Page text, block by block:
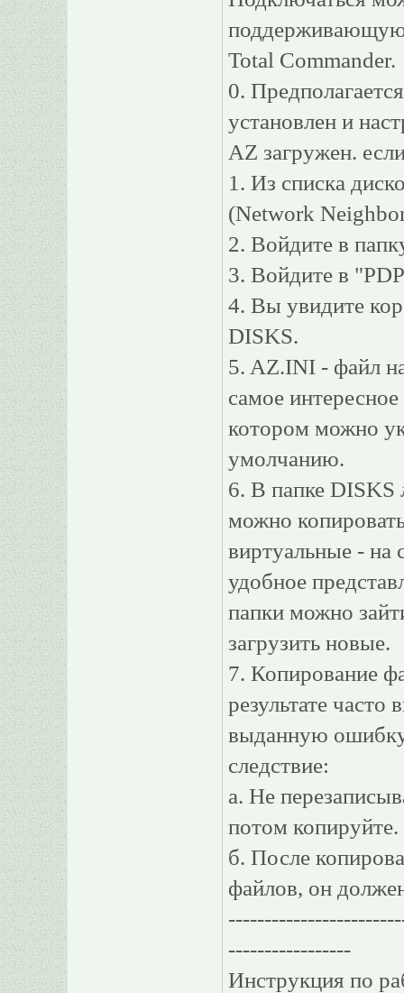
поддерживающую
Total Commander.
0.
установлен и
AZ загружен.
1. Из списка
(Network
2. Войдите в
3. Войдите в
4. Вы увидите
DISKS.
5. AZ.INI - файл
самое
котором можно
умолчанию.
6. В папке DISKS
можно
виртуальные - на
удобное
папки можно
загрузить новые.
7. Копирование
результате
выданную
следствие:
а. Не
потом копируйте.
б. После
файлов, он
-----------------
Инструкция по